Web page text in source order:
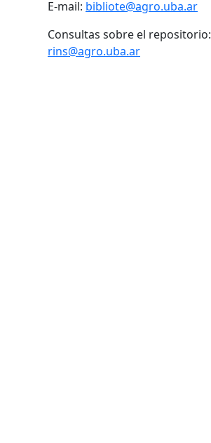
E-mail: bibliote@agro.uba.ar
Consultas sobre el repositorio:
rins@agro.uba.ar